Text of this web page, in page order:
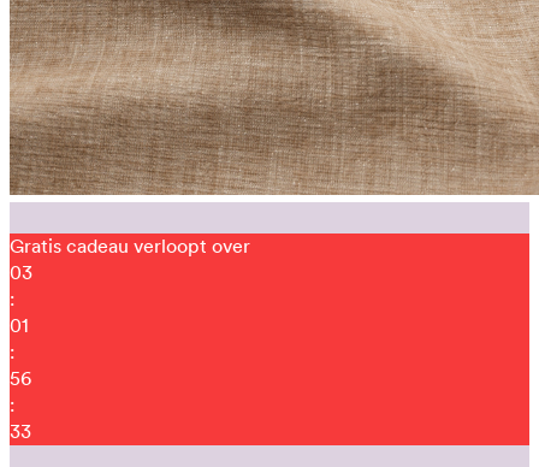
Gratis cadeau verloopt over
03
:
01
:
56
:
22